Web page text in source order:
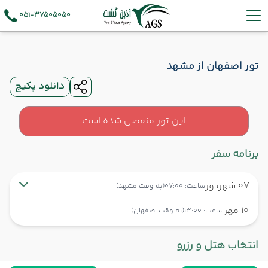
051-37505050
تور اصفهان از مشهد
دانلود پکیج
این تور منقضی شده است
برنامه سفر
07 شهریور ساعت: 07:00 (به وقت مشهد)
10 مهر ساعت: 13:00 (به وقت اصفهان)
شروع سفر مشهد ,
انتخاب هتل و رزرو